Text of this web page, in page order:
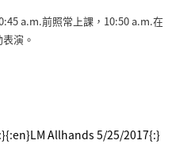
a.m.前照常上課，10:50 a.m.在
演。